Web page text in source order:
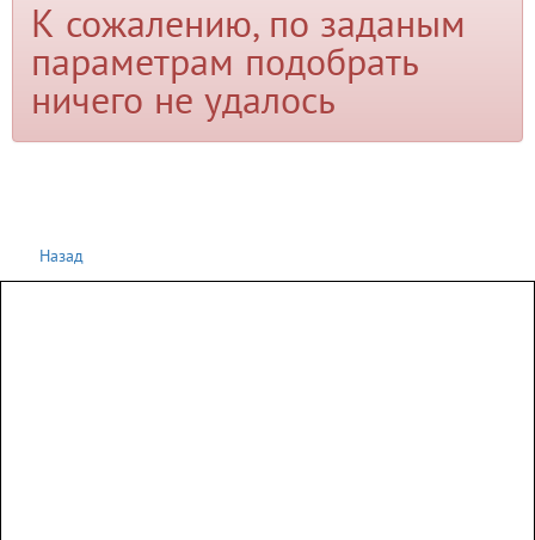
К сожалению, по заданым
параметрам подобрать
ничего не удалось
Назад